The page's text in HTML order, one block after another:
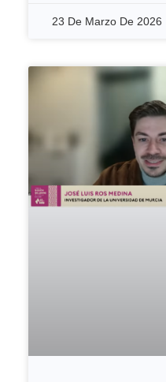
23 De Marzo De 2026